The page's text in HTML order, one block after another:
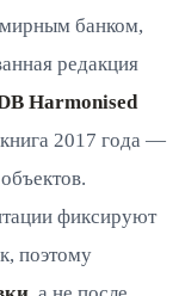
банком,
редакция
Harmonised
2017 года —
фиксируют
поэтому